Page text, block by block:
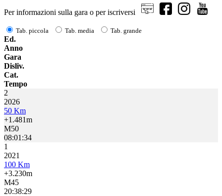
Per informazioni sulla gara o per iscriversi
Tab. piccola Tab. media Tab. grande
Ed.
Anno
Gara
Disliv.
Cat.
Tempo
2
2026
50 Km
+1.481m
M50
08:01:34
1
2021
100 Km
+3.230m
M45
20:38:29